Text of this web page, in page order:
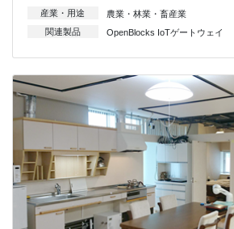
産業・用途
農業・林業・畜産業
関連製品
OpenBlocks IoTゲートウェイ